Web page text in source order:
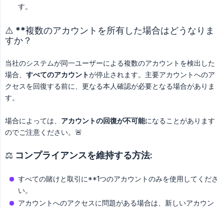
す。
⚠️ **複数のアカウントを所有した場合はどうなりま
すか？
当社のシステムが同一ユーザーによる複数のアカウントを検出した
場合、 すべてのアカウントが停止されます。主要アカウントへのア
クセスを回復する前に、更なる本人確認が必要となる場合がありま
す。
場合によっては、 アカウントの回復が不可能になることがあります
のでご注意ください。🚨
⚖️ コンプライアンスを維持する方法:
すべての賭けと取引に**1つのアカウントのみを使用してくださ
い。
アカウントへのアクセスに問題がある場合は、新しいアカウン